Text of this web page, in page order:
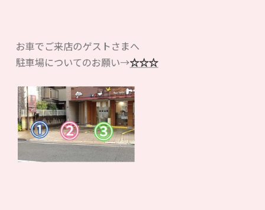
お車でご来店のゲストさまへ
駐車場についてのお願い→☆☆☆